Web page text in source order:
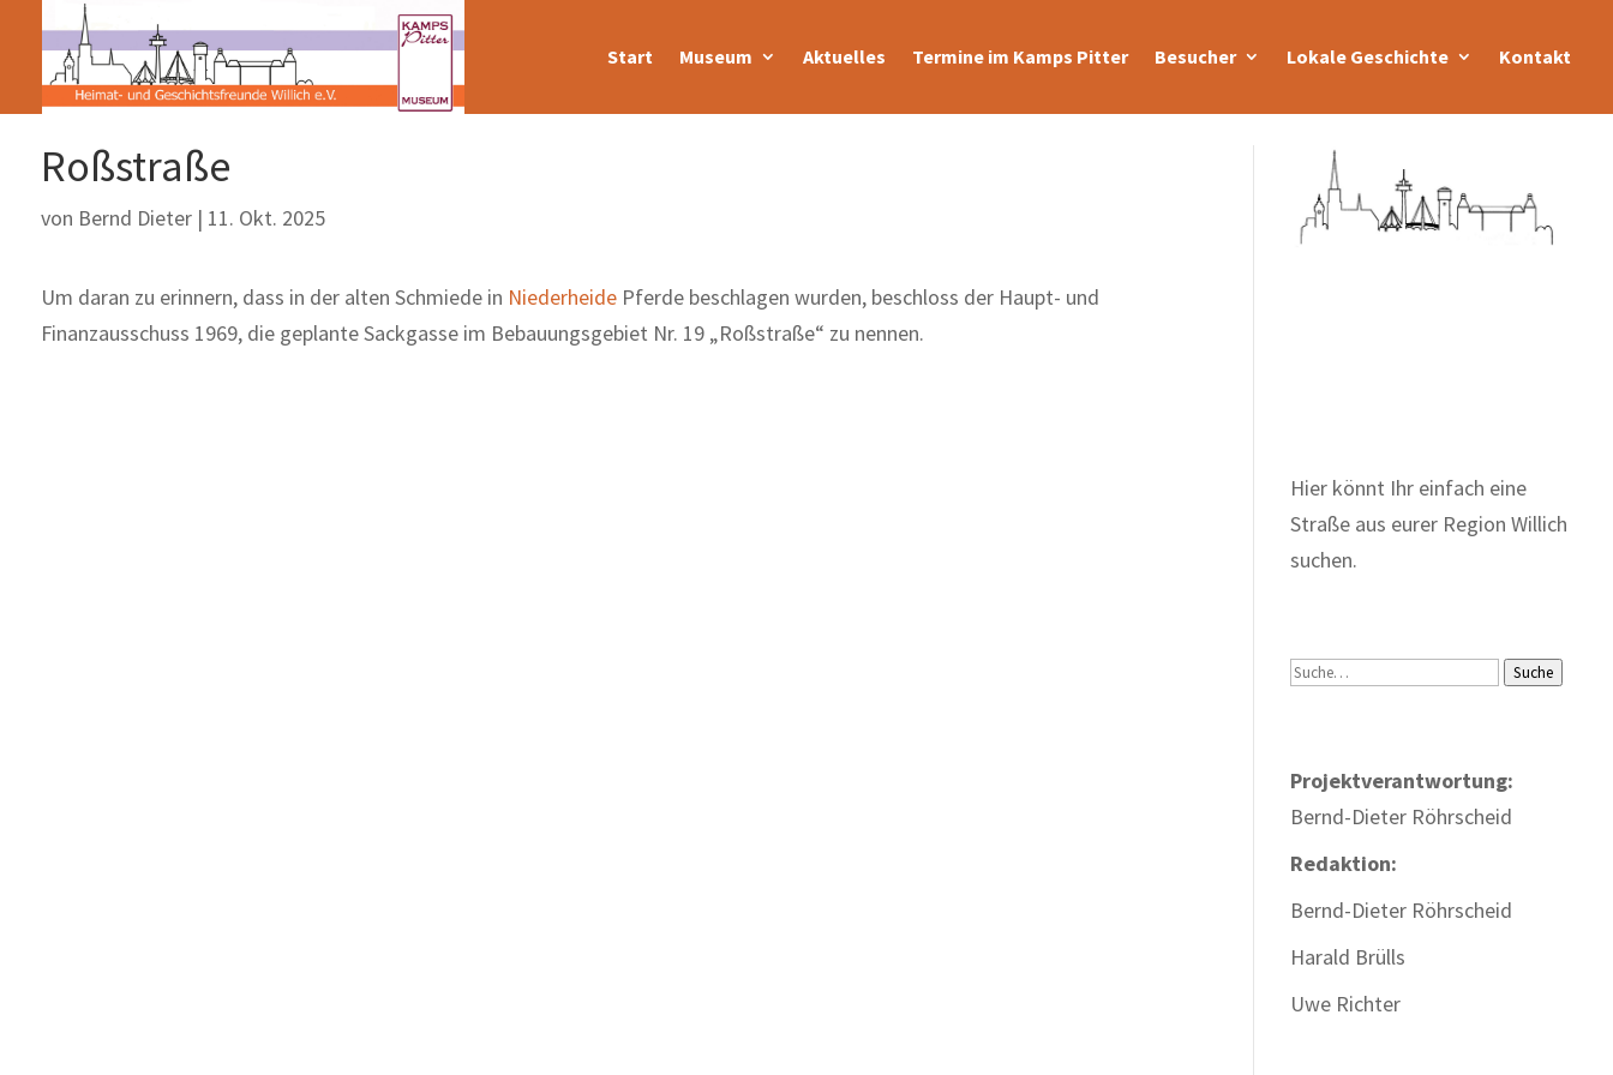
Start Museum Aktuelles Termine im Kamps Pitter Besucher Lokale Geschichte Kontakt
Roßstraße
von Bernd Dieter| 11. Okt. 2025
Um daran zu erinnern, dass in der alten Schmiede in NiederheidePferde be­schlagen wurden, beschloss der Haupt- und
Finanzausschuss 1969, die geplante Sackgasse im Bebauungsgebiet Nr. 19 „Roßstraße“ zu nennen.
Hier könnt Ihr einfach eine
Straße aus eurer Region Willich
suchen.
Suche Suche
Projektverantwortung:
Bernd-Dieter Röhrscheid
Redaktion:
Bernd-Dieter Röhrscheid
Harald Brülls
Uwe Richter